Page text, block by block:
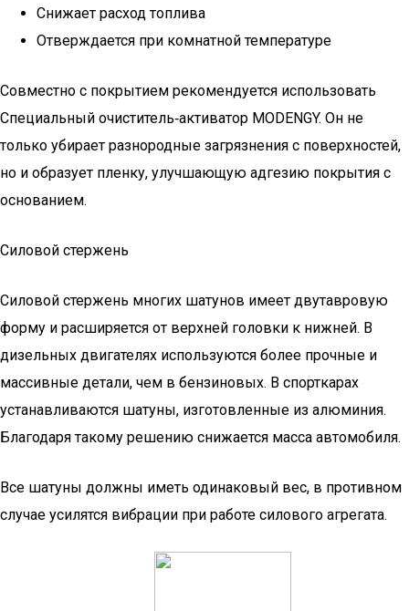
Снижает расход топлива
Отверждается при комнатной температуре
Совместно с покрытием рекомендуется использовать
Специальный очиститель‑активатор MODENGY. Он не
только убирает разнородные загрязнения с поверхностей,
но и образует пленку, улучшающую адгезию покрытия с
основанием.
Силовой стержень
Силовой стержень многих шатунов имеет двутавровую
форму и расширяется от верхней головки к нижней. В
дизельных двигателях используются более прочные и
массивные детали, чем в бензиновых. В спорткарах
устанавливаются шатуны, изготовленные из алюминия.
Благодаря такому решению снижается масса автомобиля.
Все шатуны должны иметь одинаковый вес, в противном
случае усилятся вибрации при работе силового агрегата.